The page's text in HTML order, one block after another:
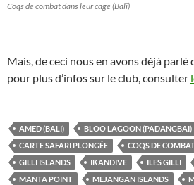
Coqs de combat dans leur cage (Bali)
Mais, de ceci nous en avons déjà
pour plus d’infos sur le club, consulter
AMED (BALI) BLOO LAGOON (PADANGBAI)
CARTE SAFARI PLONGÉE
COQS DE
GILLI ISLANDS
IKANDIVE ILES GILLI
MANTA POINT
MEJANGAN ISLANDS